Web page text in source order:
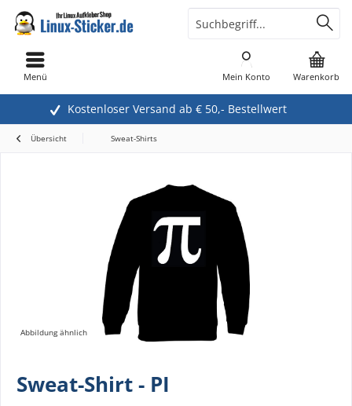
Kostenloser Versand ab € 50,- Bestellwert
Warenkorb
Mein Konto
Menü
Übersicht Sweat-Shirts
Abbildung ähnlich
Sweat-Shirt - PI